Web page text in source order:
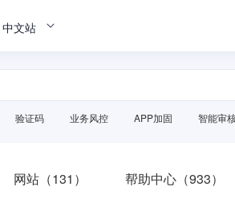
中文站
验证码 业务风控 APP加固 智能审
网站（131） 帮助中心（933）